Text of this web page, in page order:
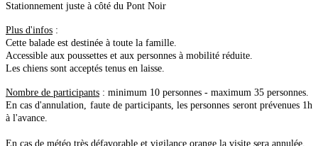
Stationnement juste à côté du Pont Noir
Plus d'infos :
Cette balade est destinée à toute la famille.
Accessible aux poussettes et aux personnes à mobilité réduite.
Les chiens sont acceptés tenus en laisse.
Nombre de participants : minimum 10 personnes - maximum 35 personnes.
En cas d'annulation, faute de participants, les personnes seront prévenues 1h
à l'avance.
En cas de météo très défavorable et vigilance orange la visite sera annulée.